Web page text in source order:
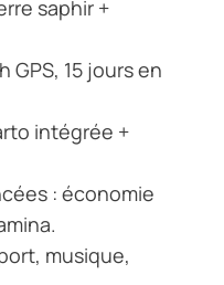
saphir +
GPS, 15 jours en
intégrée +
: économie
musique,